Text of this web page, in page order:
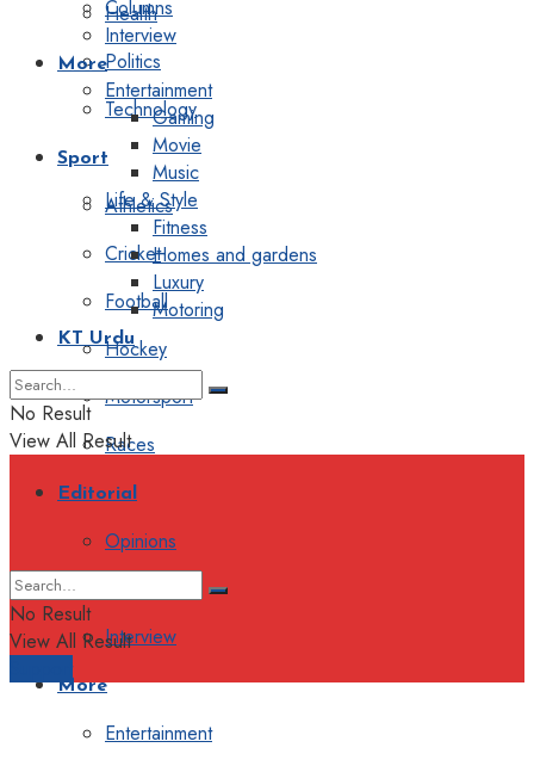
Health
Politics
Technology
Sport
Athletics
Cricket
Football
Hockey
Motorsport
Races
Editorial
Opinions
Interview
More
Entertainment
Columns
Interview
More
Entertainment
Gaming
Movie
Music
Life & Style
Fitness
Homes and gardens
Luxury
Motoring
KT Urdu
No Result
View All Result
No Result
View All Result